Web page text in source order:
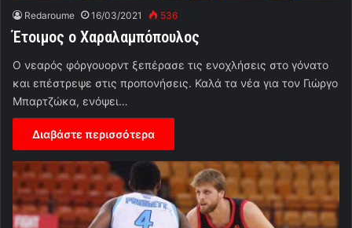
Redaroume 16/03/2021 536
Έτοιμος ο Χαραλαμπόπουλος
Ο νεαρός φόργουορντ ξεπέρασε τις ενοχλήσεις στο γόνατο
και επέστρεψε στις προπονήσεις. Καλά τα νέα για τον Γιώργο
Μπαρτζώκα, ενόψει…
Διαβάστε περισσότερα